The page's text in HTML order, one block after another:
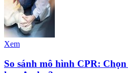
Xem
So sánh mô hình CPR: